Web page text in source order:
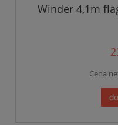
Winder 4,1m
Cena